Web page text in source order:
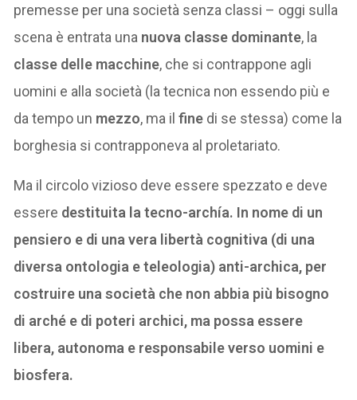
premesse per una società senza classi – oggi sulla
scena è entrata una nuova classe dominante, la
classe delle macchine, che si contrappone agli
uomini e alla società (la tecnica non essendo più e
da tempo un mezzo, ma ilfine di se stessa) come la
borghesia si contrapponeva al proletariato.
Ma il circolo vizioso deve essere spezzato e deve
essere destituita la tecno-archía. In nome di un
pensiero e di una vera libertà cognitiva (di una
diversa ontologia e teleologia) anti-archica, per
costruire una società che non abbia più bisogno
di arché e di poteri archici, ma possa essere
libera, autonoma e responsabile verso uomini e
biosfera.